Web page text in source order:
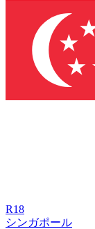
R18
シンガポール